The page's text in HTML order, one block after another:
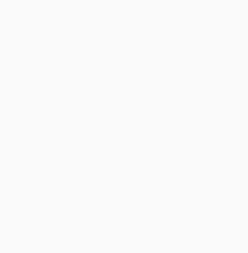
Ernst